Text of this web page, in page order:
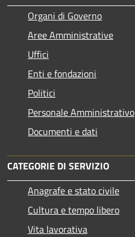
Organi di Governo
Aree Amministrative
Uffici
Enti e fondazioni
Politici
Personale Amministrativo
Documenti e dati
CATEGORIE DI SERVIZIO
Anagrafe e stato civile
Cultura e tempo libero
Vita lavorativa